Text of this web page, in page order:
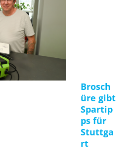
Brosch
üre gibt
Spartip
ps für
Stuttga
rt